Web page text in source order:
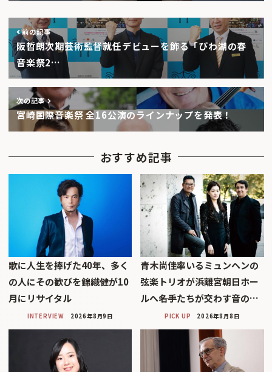
前の記事
阪哲朗次期芸術監督就任デビューを飾る「びわ湖の春
音楽祭2…
次の記事
宮崎国際音楽祭 全16公演のラインナップを発表！
おすすめ記事
歌に人生を捧げた40年、多く
の人にその歓びを錦織健が10
月にリサイタル
INTERVIEW 2026年8月9日
青木尚佳率いるミュンヘンの
弦楽トリオが浜離宮朝日ホー
ルへ――名手たちが交わす音の…
PICK UP 2026年8月8日